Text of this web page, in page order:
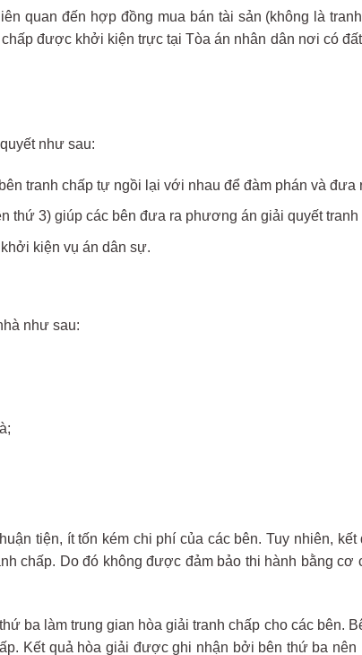
quan đến hợp đồng mua bán tài sản (không là
được khởi kiện trực tại Tòa án nhân dân nơi có
như sau:
tranh chấp tự ngồi lại với nhau để đàm phán và đưa
thứ 3) giúp các bên đưa ra phương án giải quyết tranh
kiện vụ án dân sự.
như sau:
tiện, ít tốn kém chi phí của các bên. Tuy nhiên, kết
chấp. Do đó không được đảm bảo thi hành bằng cơ
ba làm trung gian hòa giải tranh chấp cho các bên.
Kết quả hòa giải được ghi nhận bởi bên thứ ba